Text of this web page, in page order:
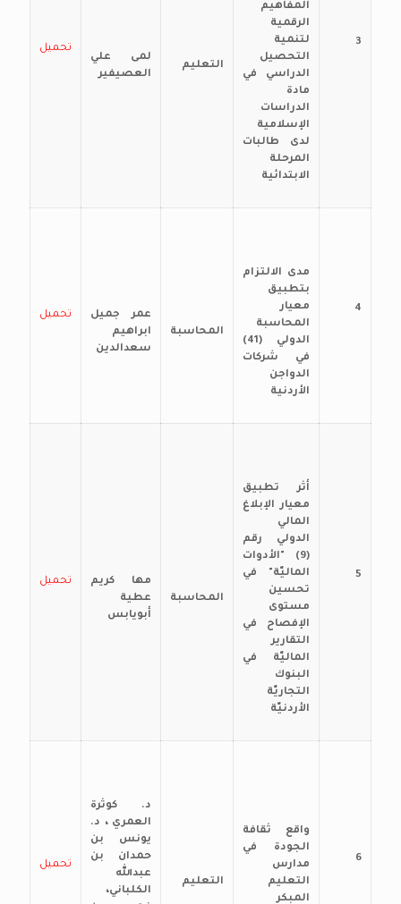
تحميل
لمى علي
العصيفير
التعليم
المفاهيم
الرقمية
لتنمية
التحصيل
الدراسي في
مادة
الدراسات
الإسلامية
لدى طالبات
المرحلة
الابتدائية
3
تحميل
عمر جميل
ابراهيم
سعدالدين
المحاسبة
مدى الالتزام
بتطبيق
معيار
المحاسبة
الدولي (41)
في شركات
الدواجن
الأردنية
4
تحميل
مها كريم
عطية
أبويابس
المحاسبة
أثر تطبيق
معيار الإبلاغ
المالي
الدولي رقم
(9) "الأدوات
الماليّة" في
تحسين
مستوى
الإفصاح في
التقارير
الماليّة في
البنوك
التجاريّة
الأردنيّة
5
تحميل
د. كوثرة
العمري ، د.
يونس بن
حمدان بن
عبدالله
الكلباني،
التعليم
واقع ثقافة
الجودة في
مدارس
التعليم
المبكر
6